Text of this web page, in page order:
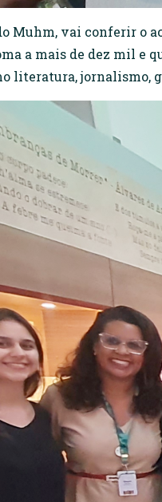
Muhm, vai conferir o
a mais de dez mil e
literatura, jornalismo,